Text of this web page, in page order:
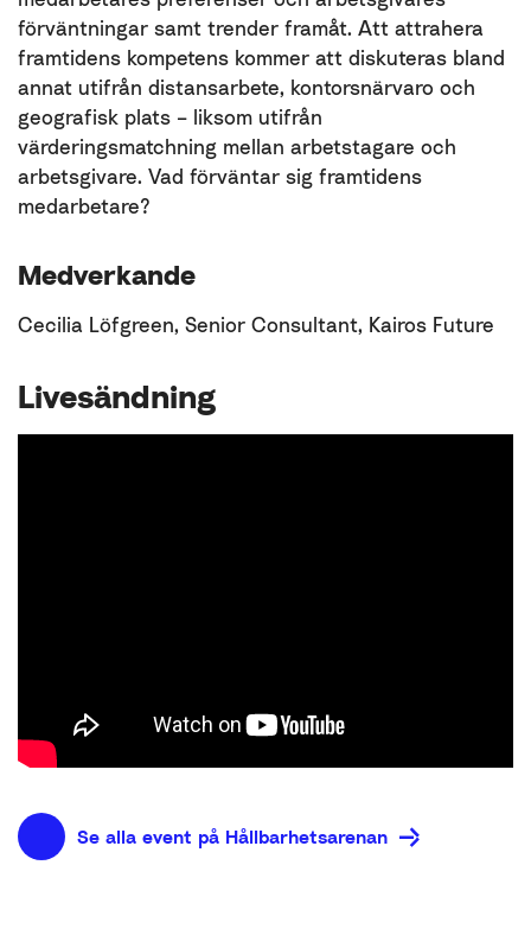
förväntningar samt trender framåt. Att attrahera
framtidens kompetens kommer att diskuteras bland
annat utifrån distansarbete, kontorsnärvaro och
geografisk plats – liksom utifrån
värderingsmatchning mellan arbetstagare och
arbetsgivare. Vad förväntar sig framtidens
medarbetare?
Medverkande
Cecilia Löfgreen, Senior Consultant, Kairos Future
Livesändning
Se alla event på Hållbarhetsarenan